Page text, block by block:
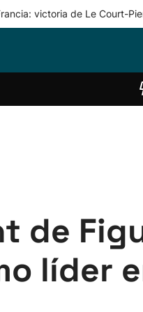
victoria de Le Court-
de
líder